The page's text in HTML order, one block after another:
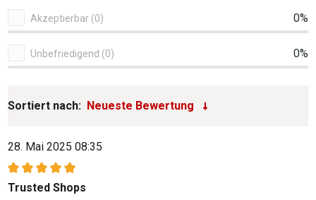
Akzeptierbar (0) 0%
Unbefriedigend (0) 0%
Sortiert nach:
28. Mai 2025 08:35
Bewertung mit 5 von 5 Sternen
Trusted Shops